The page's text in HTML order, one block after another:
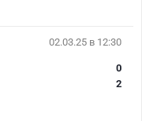
02.03.25 в 12:30
0
2